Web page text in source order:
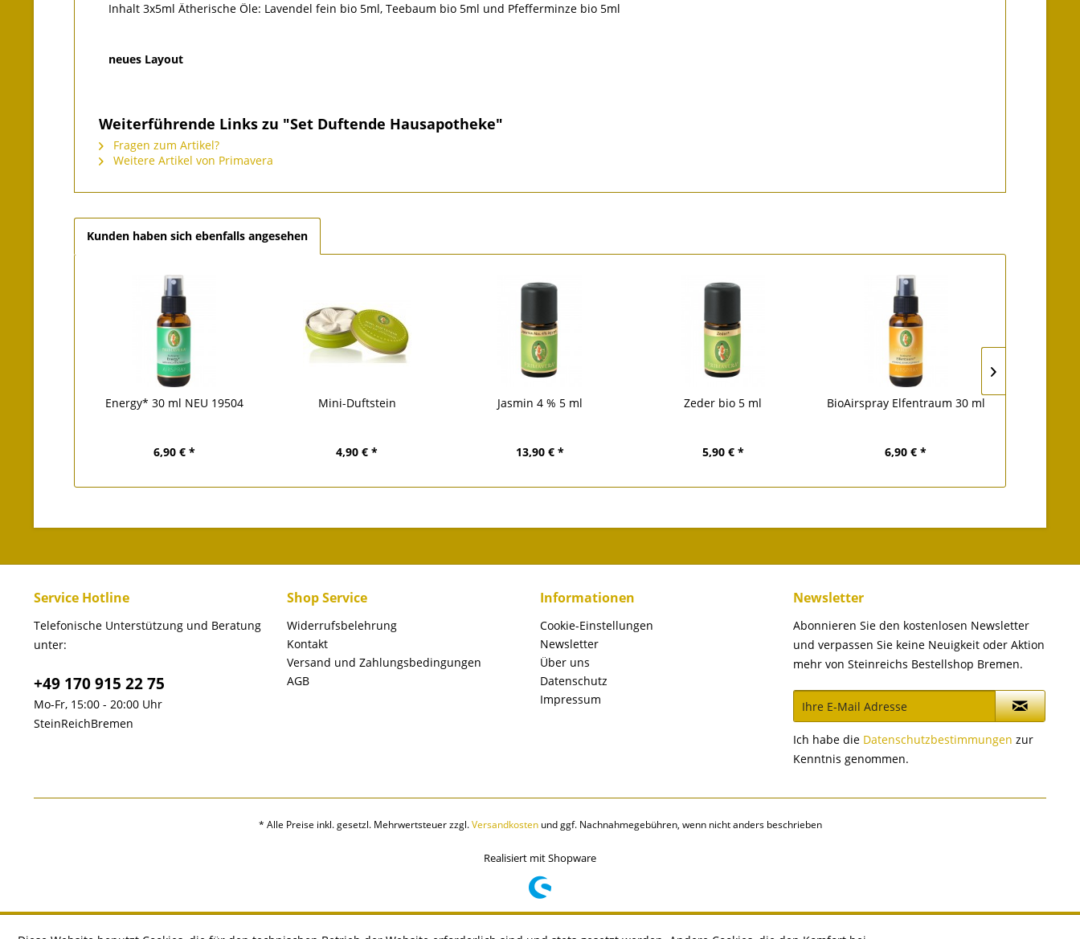
Inhalt 3x5ml Ätherische Öle: Lavendel fein bio 5ml, Teebaum bio 5ml und Pfefferminze bio 5ml
neues Layout
Weiterführende Links zu "Set Duftende Hausapotheke"
Fragen zum Artikel?
Weitere Artikel von Primavera
Kunden haben sich ebenfalls angesehen
Energy* 30 ml NEU 19504
6,90 € *
Mini-Duftstein
4,90 € *
Jasmin 4 % 5 ml
13,90 € *
Zeder bio 5 ml
5,90 € *
BioAirspray Elfentraum 30 ml
6,90 € *
Service Hotline
Telefonische Unterstützung und Beratung
unter:
+49 170 915 22 75
Mo-Fr, 15:00 - 20:00 Uhr
SteinReichBremen
Shop Service
Widerrufsbelehrung
Kontakt
Versand und Zahlungsbedingungen
AGB
Informationen
Cookie-Einstellungen
Newsletter
Über uns
Datenschutz
Impressum
Newsletter
Abonnieren Sie den kostenlosen Newsletter
und verpassen Sie keine Neuigkeit oder Aktion
mehr von Steinreichs Bestellshop Bremen.
Ich habe die Datenschutzbestimmungen zur
Kenntnis genommen.
* Alle Preise inkl. gesetzl. Mehrwertsteuer zzgl.Versandkostenund ggf. Nachnahmegebühren, wenn nicht anders beschrieben
Realisiert mit Shopware